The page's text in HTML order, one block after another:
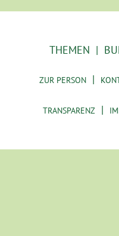
THEMEN
ZUR PERSON
TRANSPARENZ